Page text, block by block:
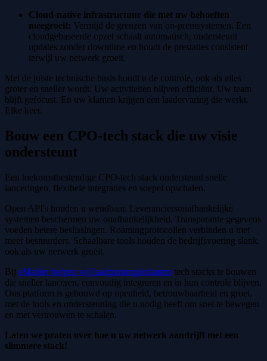
Cloud-native infrastructuur die met uw behoeften
meegroeit: Vermijd de grenzen van on-premsystemen. Een
cloudgebaseerde opzet schaalt automatisch, ondersteunt
updates zonder downtime en houdt de prestaties consistent
terwijl uw netwerk groeit.
Met de juiste technische basis houdt u de controle, ook als alles
groter en sneller wordt. Uw activiteiten blijven efficiënt. Uw team
blijft gefocust. En uw klanten krijgen een laadervaring die werkt.
Elke keer.
Bouw een CPO-tech stack die uw visie
ondersteunt
Een toekomstbestendige CPO-tech stack ondersteunt snelle
lanceringen, flexibele integraties en soepel opschalen.
Open API's houden u wendbaar. Leveranciersonafhankelijke
systemen beschermen uw onafhankelijkheid. Transparante gegevens
voeden betere beslissingen. Roamingprotocollen verbinden u met
meer bestuurders. Schaalbare tools houden de bedrijfsvoering slank,
ook als uw netwerk groeit.
Bij eMabler helpen wij laadpuntexploitanten tech stacks te bouwen
die sneller lanceren, eenvoudig integreren en in hun controle blijven.
Ons platform is gebouwd op openheid, betrouwbaarheid en groei,
met de tools en ondersteuning die u nodig heeft om snel te bewegen
en met vertrouwen te schalen.
Laten we praten over hoe u uw netwerk aandrijft met een
slimmere stack!